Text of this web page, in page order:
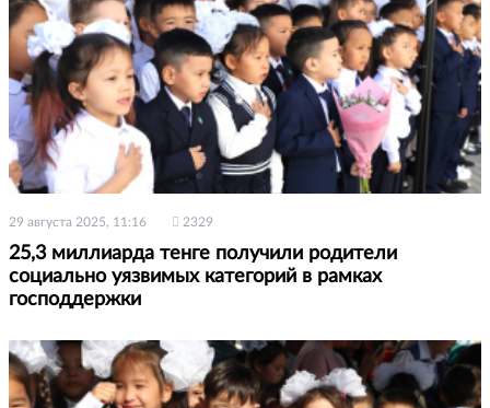
29 августа 2025, 11:16 2329
25,3 миллиарда тенге получили родители
социально уязвимых категорий в рамках
господдержки